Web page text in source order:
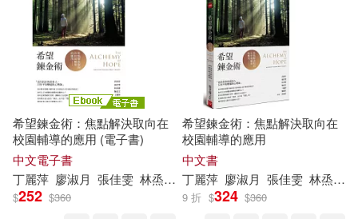
作者 (可複選)
林烝增(5) 丁麗萍(2)
廖淑月(2) 張佳雯(2)
希望鍊金術：焦點解決取向在
校園輔導的應用 (電子書)
中文電子書
丁麗萍 廖淑月 張佳雯 林烝增 洪莉竹 陳意文 黃淑芬
$252 $360
希望鍊金術：焦點解決取向在
校園輔導的應用
中文書
丁麗萍 廖淑月 張佳雯 林烝增
9 折 $324 $360